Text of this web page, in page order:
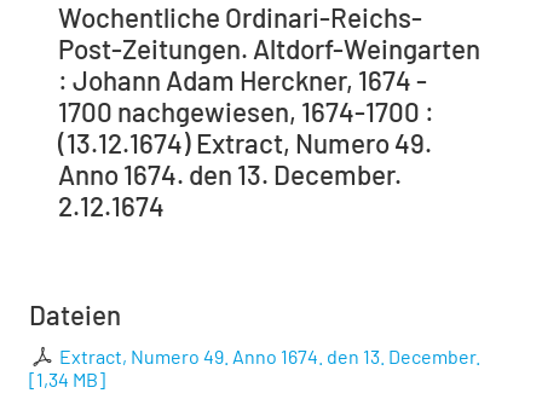
Wochentliche Ordinari-Reichs-
Post-Zeitungen. Altdorf-Weingarten
: Johann Adam Herckner, 1674 -
1700 nachgewiesen, 1674-1700 :
(13.12.1674) Extract, Numero 49.
Anno 1674. den 13. December.
2.12.1674
Dateien
Extract, Numero 49. Anno 1674. den 13. December.
[1,34 MB]